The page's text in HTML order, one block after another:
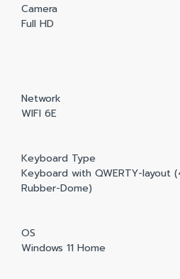
Camera
Full HD
Network
WIFI 6E
Keyboard Type
Keyboard with QWERTY-layout
Rubber-Dome)
OS
Windows 11 Home